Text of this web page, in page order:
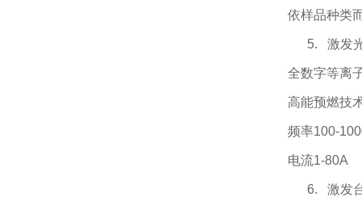
依样品种类
5. 激发
全数字等离
高能预燃技
频率100-
电流1-80A
6. 激发